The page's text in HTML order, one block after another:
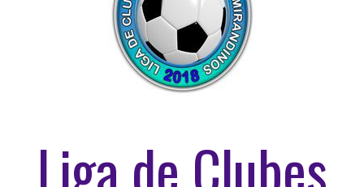
Liga de Clubes